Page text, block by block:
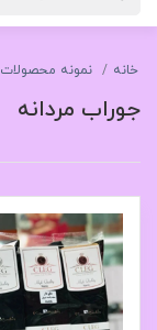
خانه نمونه محصولات
جوراب مردانه